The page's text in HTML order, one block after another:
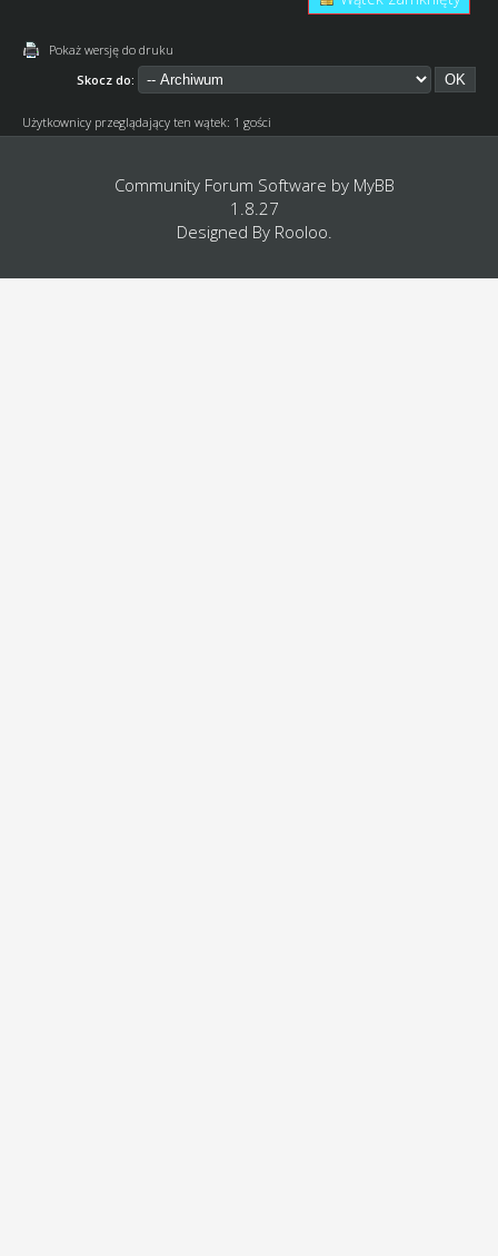
Pokaż wersję do druku
Skocz do:
Użytkownicy przeglądający ten wątek: 1 gości
Community Forum Software by MyBB
1.8.27
Designed By Rooloo